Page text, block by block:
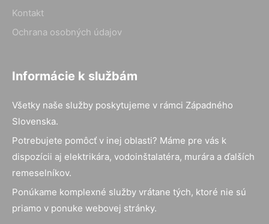
Kontakt
Ochrana osobných údajov
Informácie k službám
Všetky naše služby poskytujeme v rámci Západného
Slovenska.
Potrebujete pomôcť v inej oblasti? Máme pre vás k
dispozícii aj elektrikára, vodoinštalatéra, murára a ďalších
remeselníkov.
Ponúkame komplexné služby vrátane tých, ktoré nie sú
priamo v ponuke webovej stránky.